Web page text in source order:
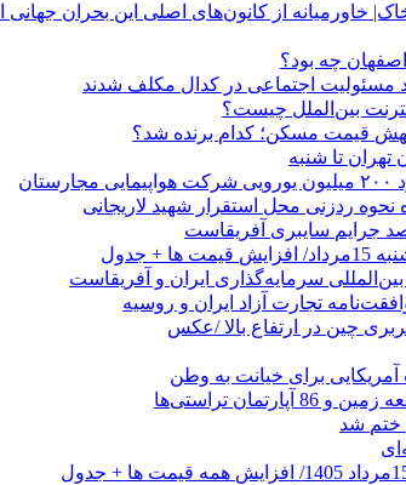
مسئولیت اجتماعی در کدال مکلف شدند
قیمت مسکن؛ کدام برنده شد؟
تهران تا شنبه
نحوه ردزنی محل استقرار شهید لاریجانی
جدول
سرمایه‌گذاری ایران و آفریقاست
تجارت آزاد ایران و روسیه
چین در ارتفاع بالا /عکس
آمریکایی برای خیانت به وطن